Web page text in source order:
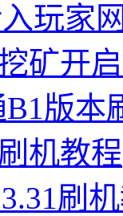
玩家
矿开
版本
机教程
刷